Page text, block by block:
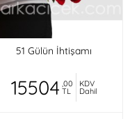
51 Gülün İhtişamı
15504 ,00
TL
KDV
Dahil